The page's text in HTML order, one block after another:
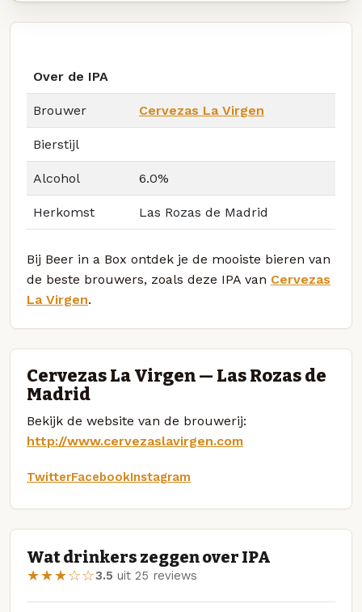
Over de IPA
Brouwer Cervezas La Virgen
Bierstijl
Alcohol 6.0%
Herkomst Las Rozas de Madrid
Bij Beer in a Box ontdek je de mooiste bieren van
de beste brouwers, zoals deze IPA van Cervezas
La Virgen.
Cervezas La Virgen — Las Rozas de
Madrid
Bekijk de website van de brouwerij:
http://www.cervezaslavirgen.com
TwitterFacebookInstagram
Wat drinkers zeggen over IPA
★★★☆☆3.5 uit 25 reviews